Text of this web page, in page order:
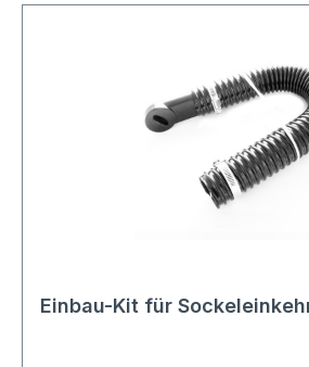
Einbau-Kit für